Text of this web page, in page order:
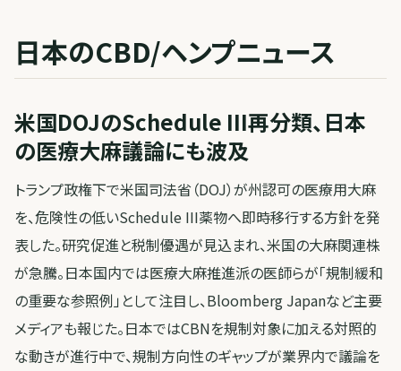
日本のCBD/ヘンプニュース
米国DOJのSchedule III再分類、日本
の医療大麻議論にも波及
トランプ政権下で米国司法省（DOJ）が州認可の医療用大麻
を、危険性の低いSchedule III薬物へ即時移行する方針を発
表した。研究促進と税制優遇が見込まれ、米国の大麻関連株
が急騰。日本国内では医療大麻推進派の医師らが「規制緩和
の重要な参照例」として注目し、Bloomberg Japanなど主要
メディアも報じた。日本ではCBNを規制対象に加える対照的
な動きが進行中で、規制方向性のギャップが業界内で議論を